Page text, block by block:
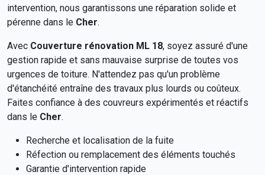
intervention, nous garantissons une réparation solide et
pérenne dans le Cher.
Avec Couverture rénovation ML 18, soyez assuré d'une
gestion rapide et sans mauvaise surprise de toutes vos
urgences de toiture. N'attendez pas qu'un problème
d'étanchéité entraîne des travaux plus lourds ou coûteux.
Faites confiance à des couvreurs expérimentés et réactifs
dans le Cher.
Recherche et localisation de la fuite
Réfection ou remplacement des éléments touchés
Garantie d'intervention rapide